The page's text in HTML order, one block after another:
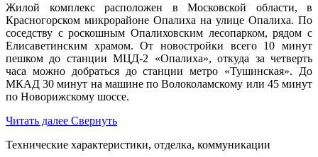
Жилой комплекс расположен в Московской области, в
Красногорском микрорайоне Опалиха на улице Опалиха. По
соседству с роскошным Опалиховским лесопарком, рядом с
Елисаветинским храмом. От новостройки всего 10 минут
пешком до станции МЦД-2 «Опалиха», откуда за четверть
часа можно добраться до станции метро «Тушинская». До
МКАД 30 минут на машине по Волоколамскому или 45 минут
по Новорижскому шоссе.
Читать далее Свернуть
Технические характеристики, отделка, коммуникации